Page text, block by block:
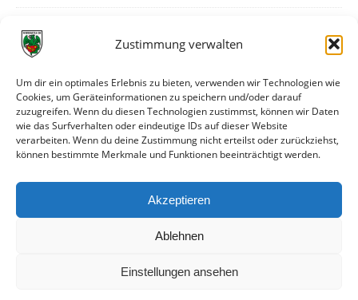
Zustimmung verwalten
Um dir ein optimales Erlebnis zu bieten, verwenden wir Technologien wie
Cookies, um Geräteinformationen zu speichern und/oder darauf
zuzugreifen. Wenn du diesen Technologien zustimmst, können wir Daten
wie das Surfverhalten oder eindeutige IDs auf dieser Website
verarbeiten. Wenn du deine Zustimmung nicht erteilst oder zurückziehst,
können bestimmte Merkmale und Funktionen beeinträchtigt werden.
Akzeptieren
Ablehnen
Einstellungen ansehen
28. Juli 2026
28. Juli 2026
Neue Podcast-Folge: So tickt Björn!
27. Juli 2026
Eindrücke vom Stadionfest
Unterhaltsamer Abschlusstest mit später Niederlage
25. Juli 2026